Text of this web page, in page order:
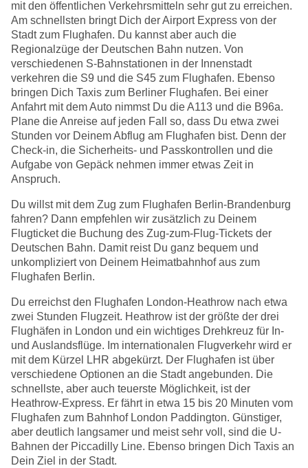
mit den öffentlichen Verkehrsmitteln sehr gut zu erreichen.
Am schnellsten bringt Dich der Airport Express von der
Stadt zum Flughafen. Du kannst aber auch die
Regionalzüge der Deutschen Bahn nutzen. Von
verschiedenen S-Bahnstationen in der Innenstadt
verkehren die S9 und die S45 zum Flughafen. Ebenso
bringen Dich Taxis zum Berliner Flughafen. Bei einer
Anfahrt mit dem Auto nimmst Du die A113 und die B96a.
Plane die Anreise auf jeden Fall so, dass Du etwa zwei
Stunden vor Deinem Abflug am Flughafen bist. Denn der
Check-in, die Sicherheits- und Passkontrollen und die
Aufgabe von Gepäck nehmen immer etwas Zeit in
Anspruch.
Du willst mit dem Zug zum Flughafen Berlin-Brandenburg
fahren? Dann empfehlen wir zusätzlich zu Deinem
Flugticket die Buchung des Zug-zum-Flug-Tickets der
Deutschen Bahn. Damit reist Du ganz bequem und
unkompliziert von Deinem Heimatbahnhof aus zum
Flughafen Berlin.
Du erreichst den Flughafen London-Heathrow nach etwa
zwei Stunden Flugzeit. Heathrow ist der größte der drei
Flughäfen in London und ein wichtiges Drehkreuz für In-
und Auslandsflüge. Im internationalen Flugverkehr wird er
mit dem Kürzel LHR abgekürzt. Der Flughafen ist über
verschiedene Optionen an die Stadt angebunden. Die
schnellste, aber auch teuerste Möglichkeit, ist der
Heathrow-Express. Er fährt in etwa 15 bis 20 Minuten vom
Flughafen zum Bahnhof London Paddington. Günstiger,
aber deutlich langsamer und meist sehr voll, sind die U-
Bahnen der Piccadilly Line. Ebenso bringen Dich Taxis an
Dein Ziel in der Stadt.